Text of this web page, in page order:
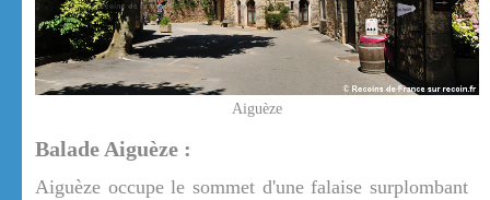
Aiguèze
Balade Aiguèze :
Aiguèze occupe le sommet d'une falaise surplombant